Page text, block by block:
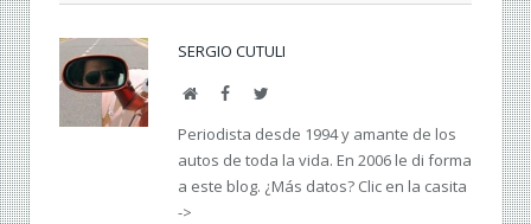
SERGIO CUTULI
Web FacebookTwitter
Periodista desde 1994 y amante de los
autos de toda la vida. En 2006 le di forma
a este blog. ¿Más datos? Clic en la casita
->